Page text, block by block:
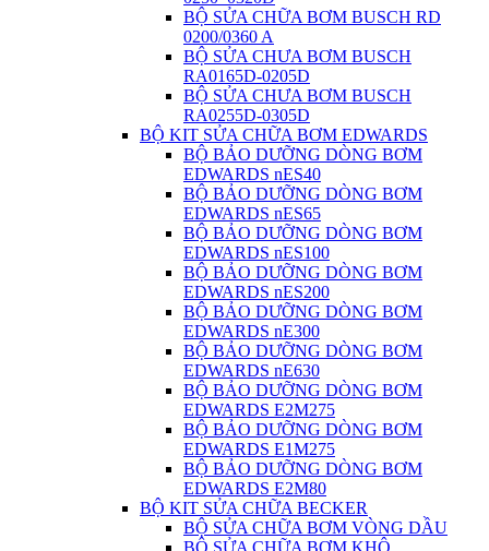
BỘ SỬA CHỮA BƠM BUSCH RD
0200/0360 A
BỘ SỬA CHƯA BƠM BUSCH
RA0165D-0205D
BỘ SỬA CHƯA BƠM BUSCH
RA0255D-0305D
BỘ KIT SỬA CHỮA BƠM EDWARDS
BỘ BẢO DƯỠNG DÒNG BƠM
EDWARDS nES40
BỘ BẢO DƯỠNG DÒNG BƠM
EDWARDS nES65
BỘ BẢO DƯỠNG DÒNG BƠM
EDWARDS nES100
BỘ BẢO DƯỠNG DÒNG BƠM
EDWARDS nES200
BỘ BẢO DƯỠNG DÒNG BƠM
EDWARDS nE300
BỘ BẢO DƯỠNG DÒNG BƠM
EDWARDS nE630
BỘ BẢO DƯỠNG DÒNG BƠM
EDWARDS E2M275
BỘ BẢO DƯỠNG DÒNG BƠM
EDWARDS E1M275
BỘ BẢO DƯỠNG DÒNG BƠM
EDWARDS E2M80
BỘ KIT SỬA CHỮA BECKER
BỘ SỬA CHỮA BƠM VÒNG DẦU
BỘ SỬA CHỮA BƠM KHÔ